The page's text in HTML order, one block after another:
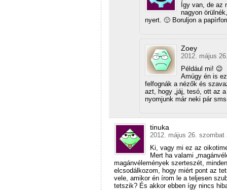
Így van, de az
nagyon
nyert. 🙂 Boruljon a
Zoey
2012. május
Például mi! 😉
Amúgy én is
felfognák a nézők és
azt, hogy „jáj, tesó, ott az
nyomjunk már neki pár
tinuka
2012. május 26. szombat
Ki, vagy mi ez az
Mert ha valami
magánvélemények szerteszét,
elcsodálkozom, hogy miért pont az
vele, amikor én írom le a teljesen
tetszik? És akkor ebben így nincs